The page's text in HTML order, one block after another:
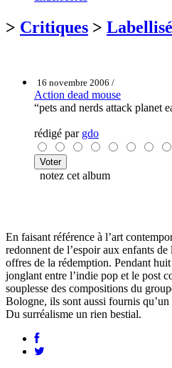
> Critiques >
16 novembre 2006 /
Action dead mouse
“pets and nerds attack planet
rédigé par gdo
notez cet album
En faisant référence à l’art
redonnent de l’espoir aux enfants
offres de la rédemption. Pendant
jonglant entre l’indie pop et le post
souplesse des compositions du
Bologne, ils sont aussi fournis
Du surréalisme un rien bestial.